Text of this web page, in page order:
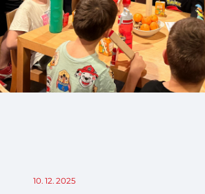
10. 12. 2025